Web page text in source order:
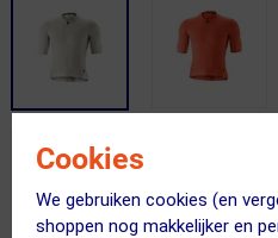
Cookies
We gebruiken cookies (en
shoppen nog makkelijker en